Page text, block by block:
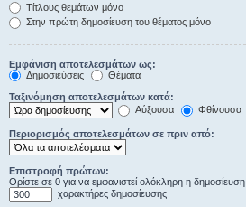
Τίτλους θεμάτων μόνο
Στην πρώτη δημοσίευση του θέματος μόνο
Εμφάνιση αποτελεσμάτων ως:
Δημοσιεύσεις
Θέματα
Ταξινόμηση αποτελεσμάτων κατά:
Αύξουσα
Φθίνουσα
Περιορισμός αποτελεσμάτων σε πριν από:
Επιστροφή πρώτων:
Ορίστε σε 0 για να εμφανιστεί ολόκληρη η δημοσίευση.
χαρακτήρες δημοσίευσης